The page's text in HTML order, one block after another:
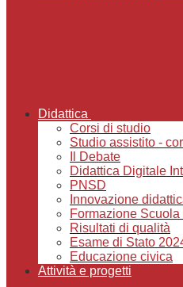
Didattica
Corsi di studio
Studio assistito -
Il Debate
Didattica Digitale
PNSD
Innovazione
Formazione
Risultati di qualità
Esame di Stato
Educazione civica
Attività e progetti